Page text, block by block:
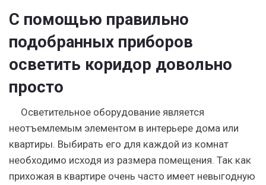
С помощью правильно
подобранных приборов
осветить коридор довольно
просто
Осветительное оборудование является
неотъемлемым элементом в интерьере дома или
квартиры. Выбирать его для каждой из комнат
необходимо исходя из размера помещения. Так как
прихожая в квартире очень часто имеет невыгодную